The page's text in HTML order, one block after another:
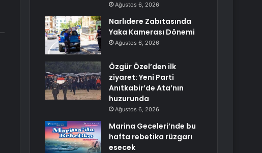
Ağustos 6, 2026
Narlıdere Zabıtasında
Yaka Kamerası Dönemi
Ağustos 6, 2026
Özgür Özel’den ilk
ziyaret: Yeni Parti
Anıtkabir’de Ata’nın
huzurunda
Ağustos 6, 2026
Marina Geceleri’nde bu
hafta rebetika rüzgarı
esecek